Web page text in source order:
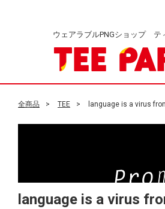
ウェアラブルPNGショップ テ
全商品 TEE language is a virus
language is a virus